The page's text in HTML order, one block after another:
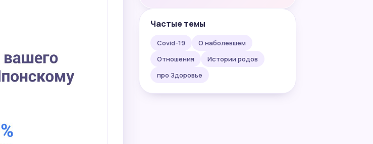
Частые темы
Covid-19
О наболевшем
Отношения
Истории родов
про Здоровье